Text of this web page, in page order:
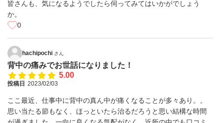
皆さんも、気になるようでしたら伺ってみてはいかがでしょう
か。
0
hachipochi さん
背中の痛みでお世話になりました！
5.00
投稿日 2023/02/03
ここ最近、仕事中に背中の真ん中が痛くなることが多々あり。。
思い当たる節もなく、ほっといたら治るだろうと思い結構な時間